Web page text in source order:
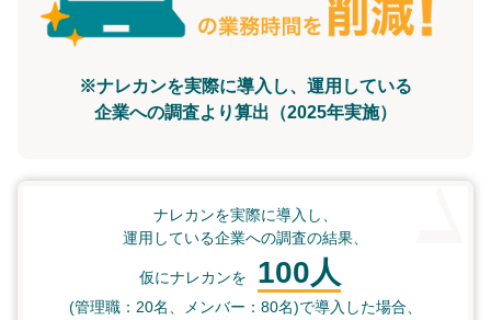
※ナレカンを実際に導入し、運用している
企業への調査より算出（2025年実施）
ナレカンを実際に導入し、
運用している企業への調査の結果、
仮にナレカンを 100人
(管理職：20名、メンバー：80名)で導入した場合、